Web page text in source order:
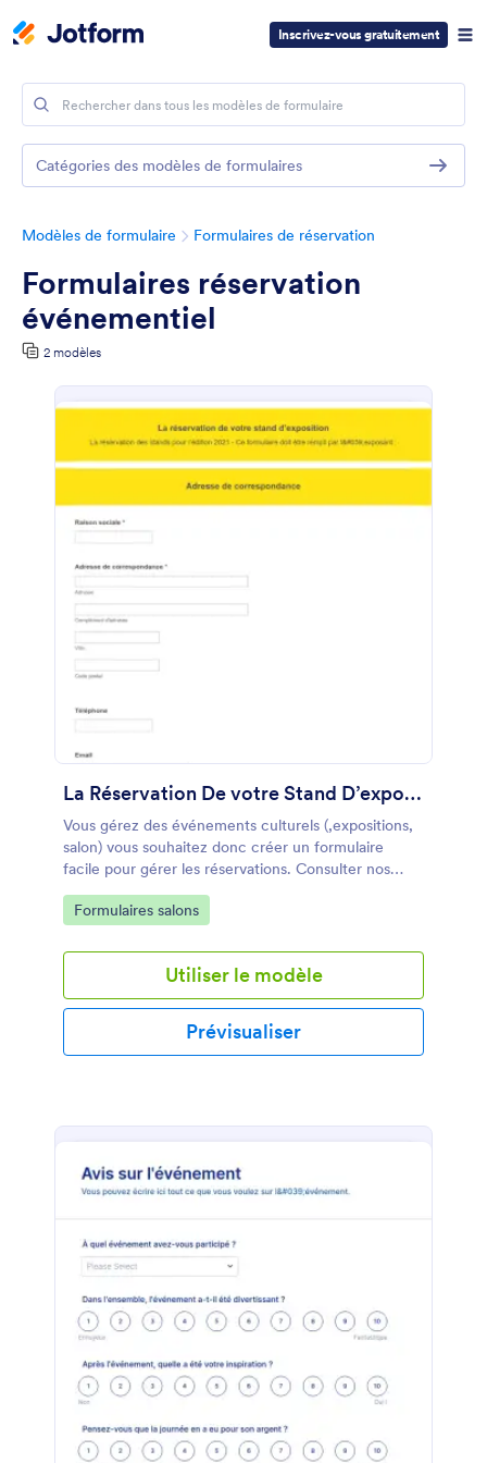
Inscrivez-vous gratuitement
Modèles de formulaire Formulaires de réservation
Formulaires réservation
événementiel
2 modèles
La Réservation De votre Stand D’exposition
Vous gérez des événements culturels (,expositions,
salon) vous souhaitez donc créer un formulaire
facile pour gérer les réservations. Consulter nos
modèles de formulaire de réservation de stand
d’exposition
Go to Category:
Formulaires salons
Utiliser le modèle
Prévisualiser
Catégories des modèles de formulaires